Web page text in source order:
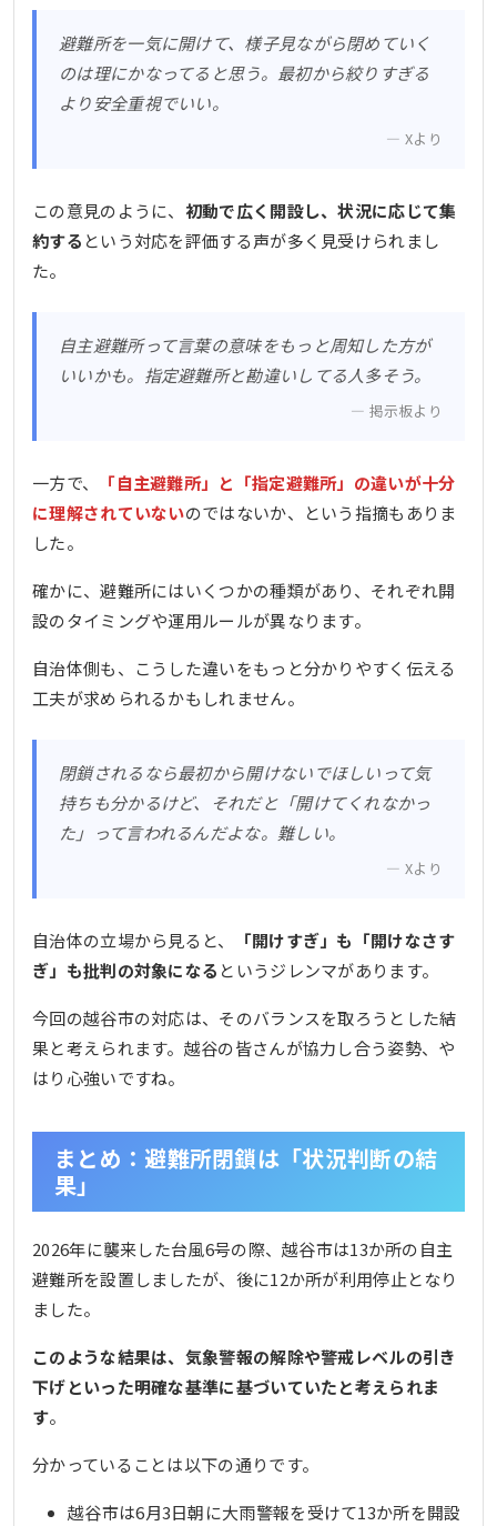
避難所を一気に開けて、様子見ながら閉めていく
のは理にかなってると思う。最初から絞りすぎる
より安全重視でいい。
Xより
この意見のように、 初動で広く開設し、状況に応じて集
約する という対応を評価する声が多く見受けられまし
た。
自主避難所って言葉の意味をもっと周知した方が
いいかも。指定避難所と勘違いしてる人多そう。
掲示板より
一方で、
「自主避難所」と「指定避難所」の違いが十分
に理解されていないのではないか、という指摘もありま
した。
確かに、避難所にはいくつかの種類があり、それぞれ開
設のタイミングや運用ルールが異なります。
自治体側も、こうした違いをもっと分かりやすく伝える
工夫が求められるかもしれません。
閉鎖されるなら最初から開けないでほしいって気
持ちも分かるけど、それだと「開けてくれなかっ
た」って言われるんだよな。難しい。
Xより
自治体の立場から見ると、
「開けすぎ」も「開けなさす
ぎ」も批判の対象になる というジレンマがあります。
今回の越谷市の対応は、そのバランスを取ろうとした結
果と考えられます。越谷の皆さんが協力し合う姿勢、や
はり心強いですね。
まとめ：避難所閉鎖は「状況判断の結
果」
2026年に襲来した台風6号の際、越谷市は13か所の自主
避難所を設置しましたが、後に12か所が利用停止となり
ました。
このような結果は、気象警報の解除や警戒レベルの引き
下げといった明確な基準に基づいていたと考えられま
す。
分かっていることは以下の通りです。
越谷市は6月3日朝に大雨警報を受けて13か所を開設